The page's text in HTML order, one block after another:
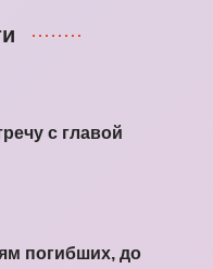
с главой
погибших, до